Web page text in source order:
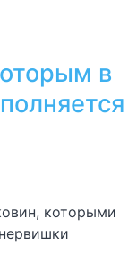
в
которыми